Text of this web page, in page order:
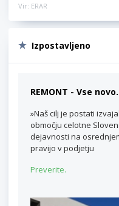
Vir: ERAR
Izpostavljeno
REMONT - Vse novo.
»Naš cilj je postati
območju celotne
dejavnosti na
pravijo v podjetju
Preverite.